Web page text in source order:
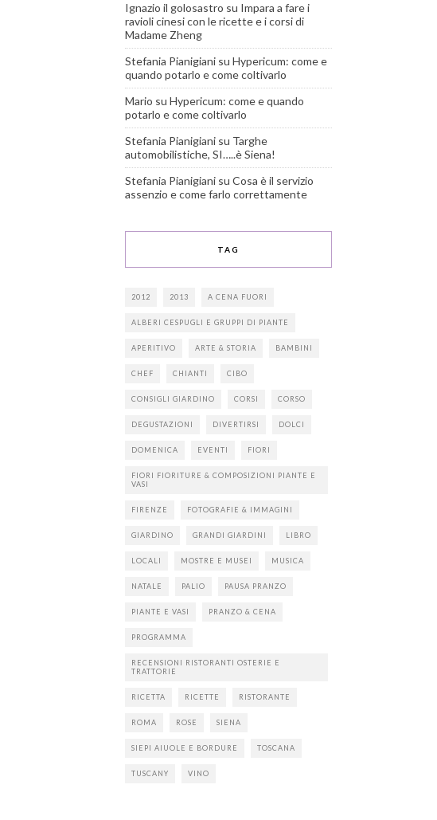
Ignazio il golosastro su Impara a fare i
ravioli cinesi con le ricette e i corsi di
Madame Zheng
Stefania Pianigiani su Hypericum: come e
quando potarlo e come coltivarlo
Mario su Hypericum: come e quando
potarlo e come coltivarlo
Stefania Pianigiani su Targhe
automobilistiche, SI…..è Siena!
Stefania Pianigiani su Cosa è il servizio
assenzio e come farlo correttamente
TAG
2012 2013 A CENA FUORI
ALBERI CESPUGLI E GRUPPI DI PIANTE
APERITIVO ARTE & STORIA BAMBINI
CHEF CHIANTI CIBO
CONSIGLI GIARDINO CORSI CORSO
DEGUSTAZIONI DIVERTIRSI DOLCI
DOMENICA EVENTI FIORI
FIORI FIORITURE & COMPOSIZIONI PIANTE E
VASI
FIRENZE FOTOGRAFIE & IMMAGINI
GIARDINO GRANDI GIARDINI LIBRO
LOCALI MOSTRE E MUSEI MUSICA
NATALE PALIO PAUSA PRANZO
PIANTE E VASI PRANZO & CENA
PROGRAMMA
RECENSIONI RISTORANTI OSTERIE E
TRATTORIE
RICETTA RICETTE RISTORANTE
ROMA ROSE SIENA
SIEPI AIUOLE E BORDURE TOSCANA
TUSCANY VINO